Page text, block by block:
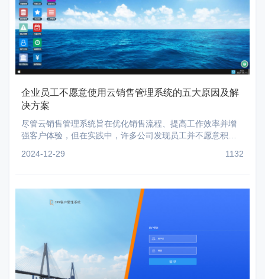
企业员工不愿意使用云销售管理系统的五大原因及解
决方案
尽管云销售管理系统旨在优化销售流程、提高工作效率并增
强客户体验，但在实践中，许多公司发现员工并不愿意积极
2024-12-29 1132